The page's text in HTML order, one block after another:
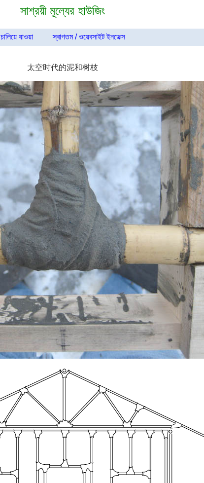
সাশ্রয়ী মূল্যের হাউজিং
চালিয়ে যাওয়া স্বাগতম / ওয়েবসাইট ইনডেক্স
太空时代的泥和树枝